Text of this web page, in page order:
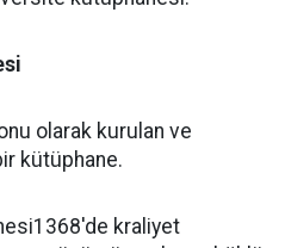
olarak kurulan ve
kütüphane.